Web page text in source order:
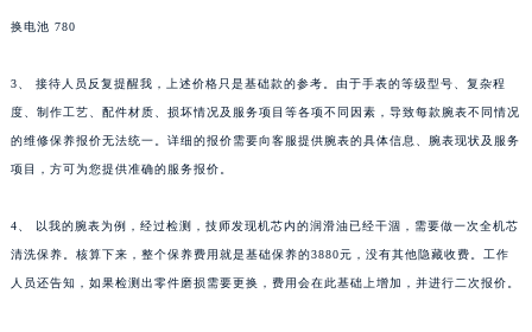
换电池 780
3、 接待人员反复提醒我，上述价格只是基础款的参考。由于手表的等级型号、复杂程
度、制作工艺、配件材质、损坏情况及服务项目等各项不同因素，导致每款腕表不同情况
的维修保养报价无法统一。详细的报价需要向客服提供腕表的具体信息、腕表现状及服务
项目，方可为您提供准确的服务报价。
4、 以我的腕表为例，经过检测，技师发现机芯内的润滑油已经干涸，需要做一次全机芯
清洗保养。核算下来，整个保养费用就是基础保养的3880元，没有其他隐藏收费。工作
人员还告知，如果检测出零件磨损需要更换，费用会在此基础上增加，并进行二次报价。